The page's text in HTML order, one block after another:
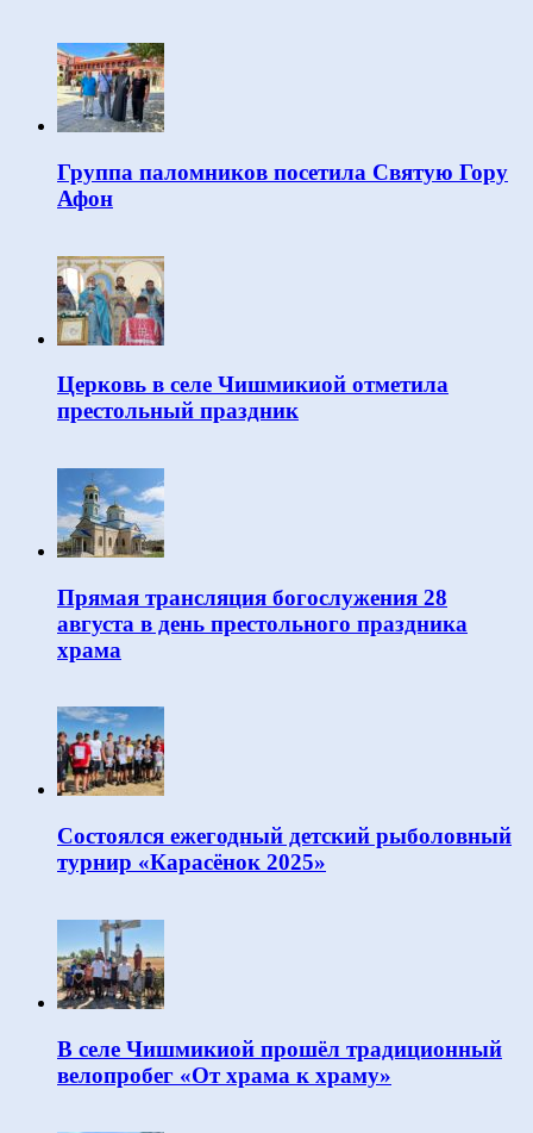
Группа паломников посетила Святую Гору
Афон
Церковь в селе Чишмикиой отметила
престольный праздник
Прямая трансляция богослужения 28
августа в день престольного праздника
храма
Состоялся ежегодный детский рыболовный
турнир «Карасёнок 2025»
В селе Чишмикиой прошёл традиционный
велопробег «От храма к храму»